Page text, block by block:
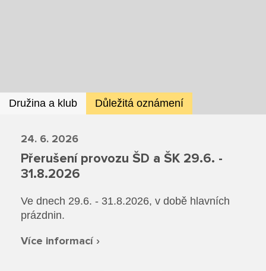
Družina a klub Důležitá oznámení
24. 6. 2026
Přerušení provozu ŠD a ŠK 29.6. -
31.8.2026
Ve dnech 29.6. - 31.8.2026, v době hlavních
prázdnin.
Více informací ›